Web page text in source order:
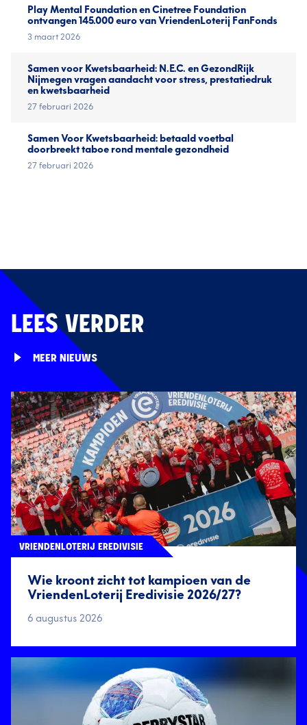
Play Mental Foundation en Cinetree Foundation
ontvangen 145.000 euro van VriendenLoterij FanFonds
3 maart 2026
Samen voor Kwetsbaarheid: N.E.C. en GezondRijk
Nijmegen vragen aandacht voor stress, prestatiedruk
en kwetsbaarheid
27 februari 2026
Samen Voor Kwetsbaarheid: betaald voetbal
doorbreekt taboe rond mentale gezondheid
27 februari 2026
LEES VERDER
MEER NIEUWS
Wie kroont zicht tot kampioen van de
VriendenLoterij Eredivisie 2026/27?
VRIENDENLOTERIJ EREDIVISIE
6 augustus 2026